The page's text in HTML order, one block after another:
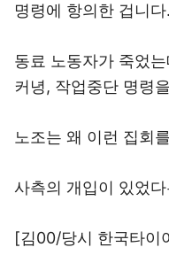
명령에 항의한 겁니다.
동료 노동자가 죽었
커녕, 작업중단 명령
노조는 왜 이런 집회
사측의 개입이 있었
[김00/당시 한국타이